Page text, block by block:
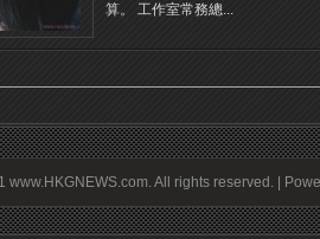
算。 工作室常務總...
www.HKGNEWS.com. All rights reserved. |